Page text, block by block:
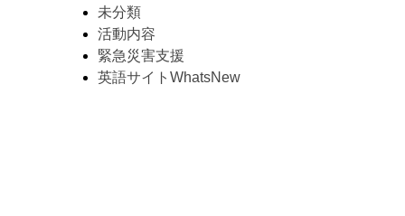
未分類
活動内容
緊急災害支援
英語サイトWhatsNew